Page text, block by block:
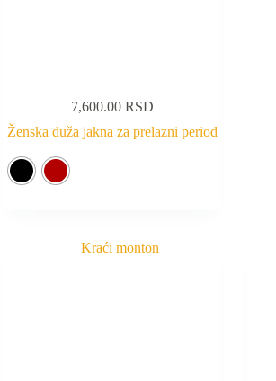
7,600.00 RSD
Ženska duža jakna za prelazni period